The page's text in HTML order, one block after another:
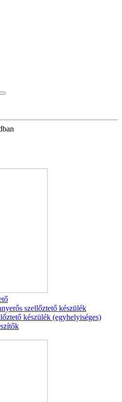
szellőztető készülék
készülék (egyhelyiséges)